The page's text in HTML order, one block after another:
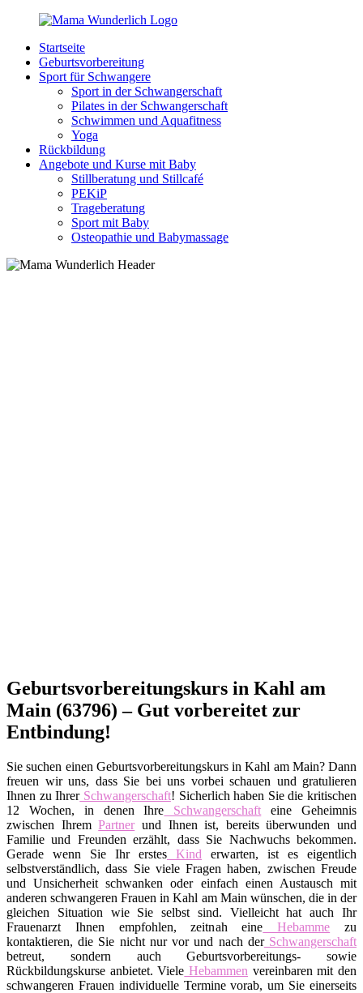
Zurück
Inhalt
MamaWunderlich.de
Mutti
sein
wunderbar!
Startseite
Geburtsvorbereitung
Sport für Schwangere
Sport in der Schwangerschaft
Pilates in der Schwangerschaft
Schwimmen und Aquafitness
Yoga
Rückbildung
Angebote und Kurse mit Baby
Stillberatung und Stillcafé
PEKiP
Trageberatung
Sport mit Baby
Osteopathie und Babymassage
Geburtsvorbereitungskurs in Kahl am
Main (63796) – Gut vorbereitet zur
Entbindung!
Sie suchen einen Geburtsvorbereitungskurs in Kahl am Main? Dann
freuen wir uns, dass Sie bei uns vorbei schauen und gratulieren
Ihnen zu IhrerSchwangerschaft! Sicherlich haben Sie die kritischen
12 Wochen, in denen Ihre Schwangerschaft eine Geheimnis
zwischen IhremPartnerund Ihnen ist, bereits überwunden und
Familie und Freunden erzählt, dass Sie Nachwuchs bekommen.
Gerade wenn Sie Ihr erstes Kind erwarten, ist es eigentlich
selbstverständlich, dass Sie viele Fragen haben, zwischen Freude
und Unsicherheit schwanken oder einfach einen Austausch mit
anderen schwangeren Frauen in Kahl am Main wünschen, die in der
gleichen Situation wie Sie selbst sind. Vielleicht hat auch Ihr
Frauenarzt Ihnen empfohlen, zeitnah eine Hebamme zu
kontaktieren, die Sie nicht nur vor und nach derSchwangerschaft
betreut, sondern auch Geburtsvorbereitungs- sowie
Rückbildungskurse anbietet. Viele Hebammen vereinbaren mit den
schwangeren Frauen individuelle Termine vorab, um Sie einerseits